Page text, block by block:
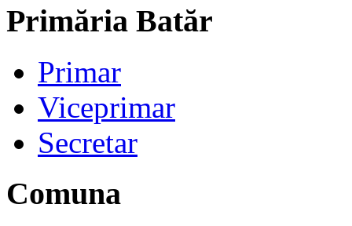
Primăria Batăr
Primar
Viceprimar
Secretar
Comuna